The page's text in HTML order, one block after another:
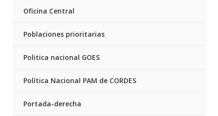
Oficina Central
Poblaciones prioritarias
Politica nacional GOES
Política Nacional PAM de CORDES
Portada-derecha